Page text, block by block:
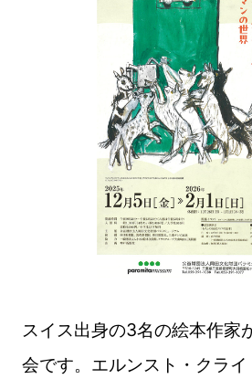
スイス出身の3名の絵本作家
会です。エルンスト・クラ